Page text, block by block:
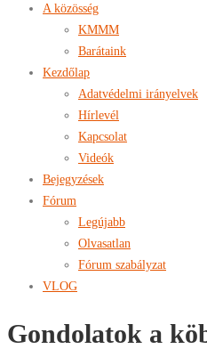
A közösség
KMMM
Barátaink
Kezdőlap
Adatvédelmi irányelvek
Hírlevél
Kapcsolat
Videók
Bejegyzések
Fórum
Legújabb
Olvasatlan
Fórum szabályzat
VLOG
Gondolatok a